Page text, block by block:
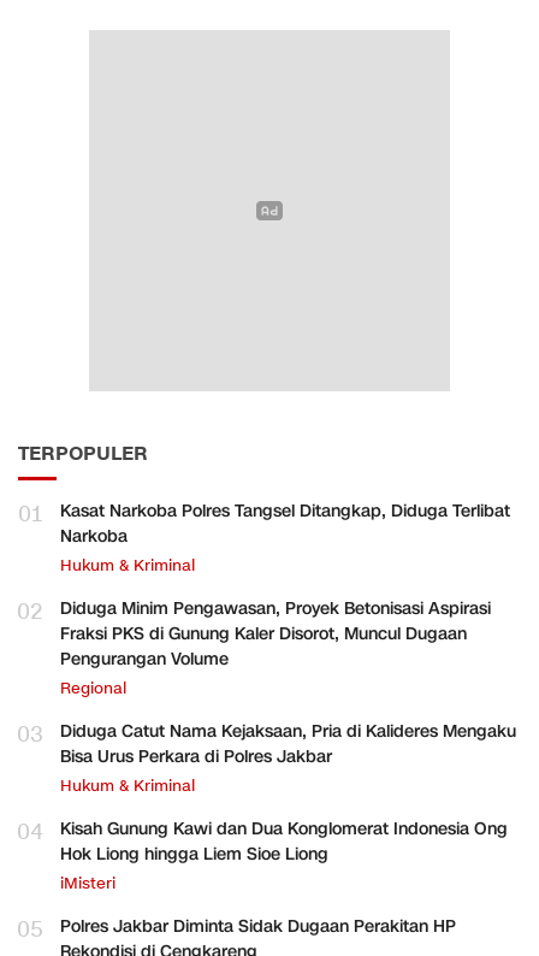
TERPOPULER
01
Kasat Narkoba Polres Tangsel Ditangkap, Diduga Terlibat
Narkoba
Hukum & Kriminal
02
Diduga Minim Pengawasan, Proyek Betonisasi Aspirasi
Fraksi PKS di Gunung Kaler Disorot, Muncul Dugaan
Pengurangan Volume
Regional
03
Diduga Catut Nama Kejaksaan, Pria di Kalideres Mengaku
Bisa Urus Perkara di Polres Jakbar
Hukum & Kriminal
04
Kisah Gunung Kawi dan Dua Konglomerat Indonesia Ong
Hok Liong hingga Liem Sioe Liong
iMisteri
05
Polres Jakbar Diminta Sidak Dugaan Perakitan HP